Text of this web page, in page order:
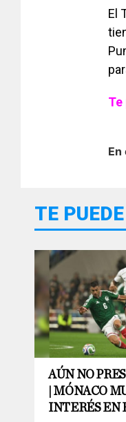
El
Te
TE
AÚN NO
| MÓNACO
INTERÉS EN